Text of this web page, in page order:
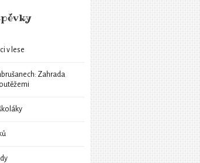
v lese
Zahrada